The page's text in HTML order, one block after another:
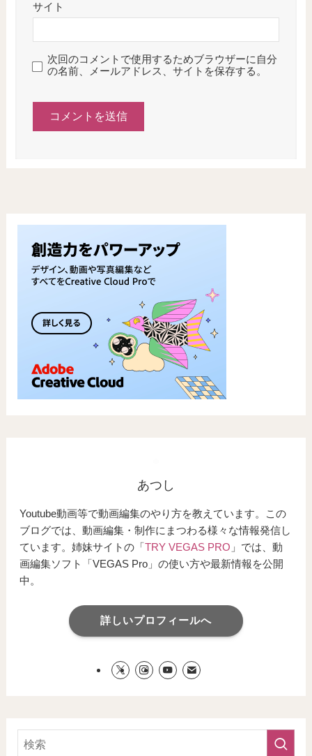
サイト
次回のコメントで使用するためブラウザーに自分
の名前、メールアドレス、サイトを保存する。
あつし
Youtube動画等で動画編集のやり方を教えています。この
ブログでは、動画編集・制作にまつわる様々な情報発信し
ています。姉妹サイトの「TRY VEGAS PRO 」では、動
画編集ソフト「VEGAS Pro」の使い方や最新情報を公開
中。
詳しいプロフィールへ